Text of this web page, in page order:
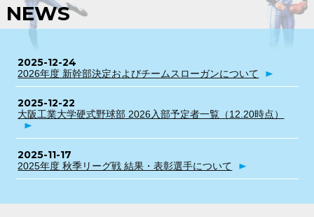
NEWS
2025-12-24
2026年度 新幹部決定およびチームスローガンについて
2025-12-22
大阪工業大学硬式野球部 2026入部予定者一覧（12.20時点）
2025-11-17
2025年度 秋季リーグ戦 結果・表彰選手について